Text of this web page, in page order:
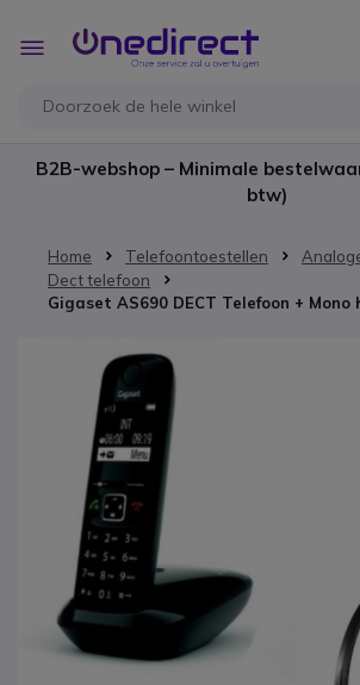
Toggle
Nav
B2B-webshop – Minimale
btw)
Home Telefoontoestellen
Dect telefoon
Gigaset AS690 DECT Telefoon + Mono
Ga naar het einde van de afbeeldingen-